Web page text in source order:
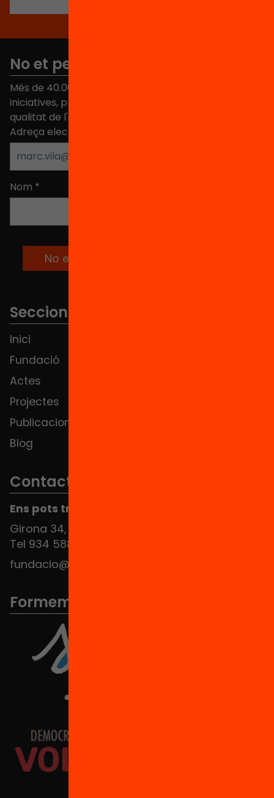
No et perdis res
Més de 40.000 persones ja han triat Equitat. Rep
iniciatives, propostes i projectes per millorar la
qualitat de l'educació a Catalunya.
Adreça electrònica
Nom *
Seccions
Inici
Fundació
Actes
Projectes
Publicacions i vídeos
Blog
Contacte
Ens pots trobar al Hub Social
Girona 34, interior 08010 Barcelona
Tel 934 588 700
fundacio@equitat.org
Formem part de...